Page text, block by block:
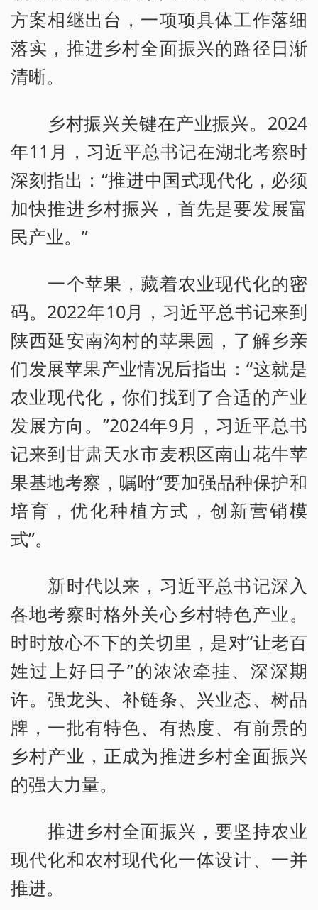
方案相继出台，一项项具体工作落细
落实，推进乡村全面振兴的路径日渐
清晰。
乡村振兴关键在产业振兴。2024
年11月，习近平总书记在湖北考察时
深刻指出：“推进中国式现代化，必须
加快推进乡村振兴，首先是要发展富
民产业。”
一个苹果，藏着农业现代化的密
码。2022年10月，习近平总书记来到
陕西延安南沟村的苹果园，了解乡亲
们发展苹果产业情况后指出：“这就是
农业现代化，你们找到了合适的产业
发展方向。”2024年9月，习近平总书
记来到甘肃天水市麦积区南山花牛苹
果基地考察，嘱咐“要加强品种保护和
培育，优化种植方式，创新营销模
式”。
新时代以来，习近平总书记深入
各地考察时格外关心乡村特色产业。
时时放心不下的关切里，是对“让老百
姓过上好日子”的浓浓牵挂、深深期
许。强龙头、补链条、兴业态、树品
牌，一批有特色、有热度、有前景的
乡村产业，正成为推进乡村全面振兴
的强大力量。
推进乡村全面振兴，要坚持农业
现代化和农村现代化一体设计、一并
推进。